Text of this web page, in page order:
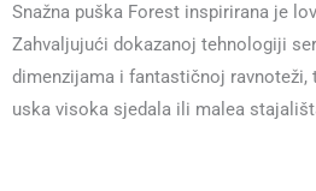
Snažna puška Forest inspirirana je
Zahvaljujući dokazanoj tehnologiji
dimenzijama i fantastičnoj ravnoteži,
uska visoka sjedala ili malea